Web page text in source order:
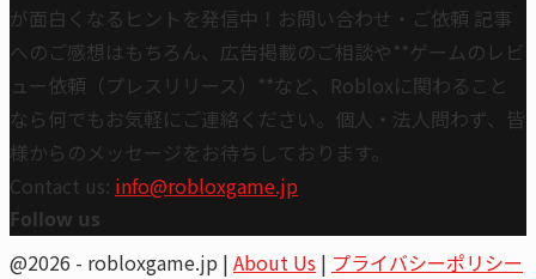
が面白くなるヒントを発信中！お問い合わせ・ご依頼 記事
へのご感想はもちろん、広告掲載のご相談や**ゲームのレビ
ュー依頼（プレスリリース）**など、Robloxに関わること
なら何でもお気軽にご連絡ください。個人・法人問わず、皆
様からのメッセージをお待ちしております。
Contact us: info@robloxgame.jp
Follow us
Youtube
Email
@2026 - robloxgame.jp | About Us | プライバシーポリシー